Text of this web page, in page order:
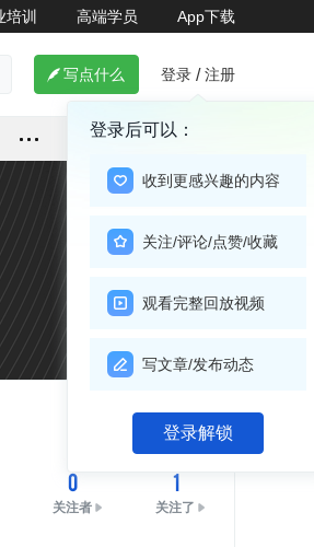
培训 高端学员 App下载
 写点什么 登录 / 注册
登录后可以：
收到更感兴趣的内容
关注/评论/点赞/收藏
观看完整回放视频
写文章/发布动态
登录解锁
关注
0
关注者
1
关注了